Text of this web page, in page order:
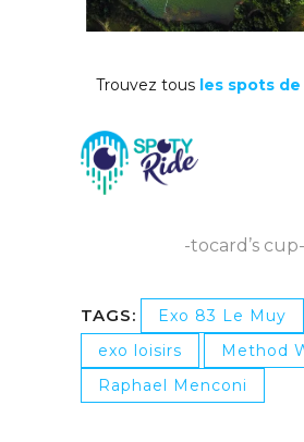
Trouvez tous les spots
-tocard’s cup-
TAGS:
Exo 83 Le Muy
exo loisirs
Method
Raphael Menconi